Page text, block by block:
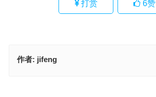
打赏 6赞
作者: jifeng